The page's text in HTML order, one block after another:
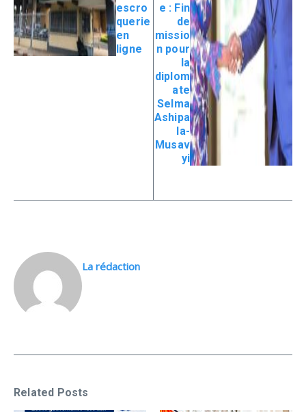
escro
querie
en
ligne
e : Fin
de
missio
n pour
la
diplom
ate
Selma
Ashipa
la-
Musav
yi
La rédaction
Related Posts